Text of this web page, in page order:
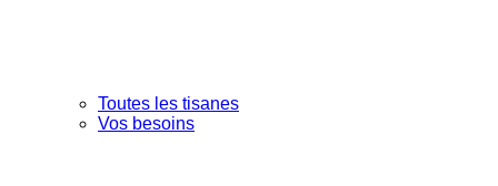
Toutes les tisanes
Vos besoins